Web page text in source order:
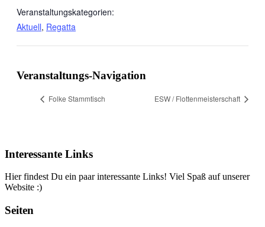
Veranstaltungskategorien:
Aktuell, Regatta
Veranstaltungs-Navigation
Folke Stammtisch ESW / Flottenmeisterschaft
Interessante Links
Hier findest Du ein paar interessante Links! Viel Spaß auf unserer
Website :)
Seiten